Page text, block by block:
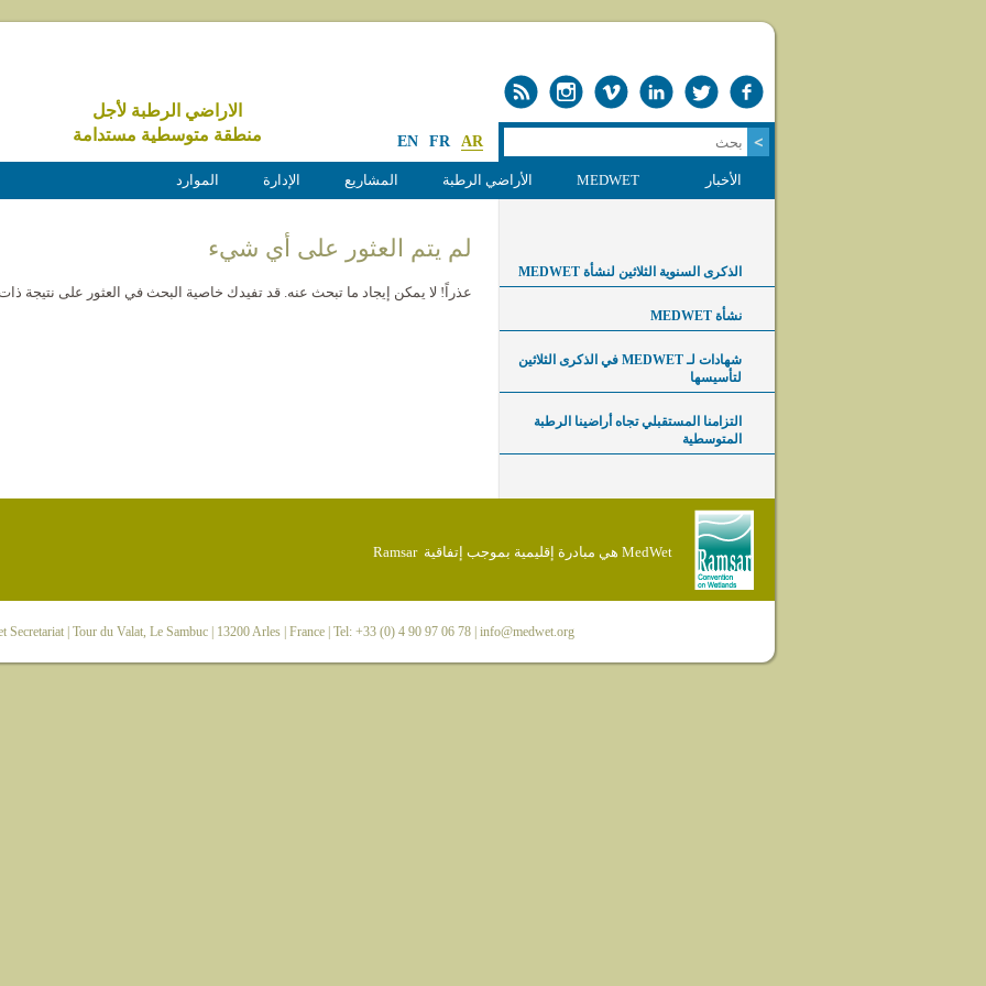
الاراضي الرطبة لأجل
منطقة متوسطية مستدامة
EN FR AR
الأخبار MEDWET الأراضي الرطبة المشاريع الإدارة الموارد
لم يتم العثور على أي شيء
عذراً! لا يمكن إيجاد ما تبحث عنه. قد تفيدك خاصية البحث في العثور على نتيجة
الذكرى السنوية الثلاثين لنشأة MEDWET
نشأة MEDWET
شهادات لـ MEDWET في الذكرى الثلاثين
لتأسيسها
التزامنا المستقبلي تجاه أراضينا الرطبة
المتوسطية
MedWet هي مبادرة إقليمية بموجب إتفاقية Ramsar
Secretariat| Tour du Valat, Le Sambuc | 13200 Arles | France | Tel: +33 (0) 4 90 97 06 78 | info@medwet.org